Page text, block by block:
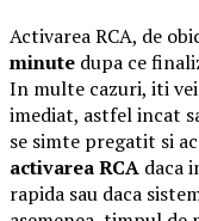
Activarea RCA, de
minute dupa ce
In multe cazuri, iti
imediat, astfel incat
se simte pregatit si
activarea RCA daca
rapida sau daca